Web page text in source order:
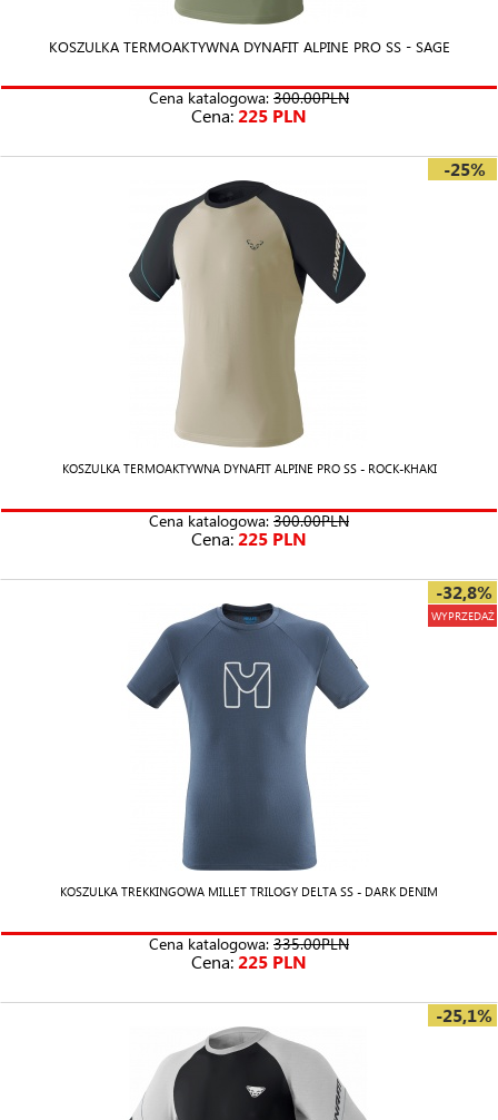
KOSZULKA TERMOAKTYWNA DYNAFIT ALPINE PRO SS - SAGE
Cena katalogowa: 300.00PLN
Cena:225 PLN
-25%
KOSZULKA TERMOAKTYWNA DYNAFIT ALPINE PRO SS - ROCK-KHAKI
Cena katalogowa: 300.00PLN
Cena:225 PLN
-32,8%
WYPRZEDAŻ
KOSZULKA TREKKINGOWA MILLET TRILOGY DELTA SS - DARK DENIM
Cena katalogowa: 335.00PLN
Cena:225 PLN
-25,1%